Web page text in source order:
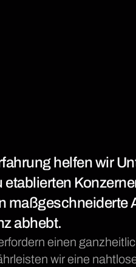
helfen wir
etablierten
abhebt.
einen
wir eine